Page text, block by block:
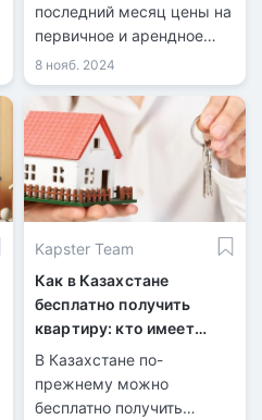
последний месяц цены на
первичное и арендное
жилье выросли на 0,6%,
тогда как стоимость
«вторички» снизилась на
0,4%.
8 нояб. 2024
Kapster Team
Как в Казахстане
бесплатно получить
квартиру: кто имеет
право и на каких
В Казахстане по-
прежнему можно
бесплатно получить